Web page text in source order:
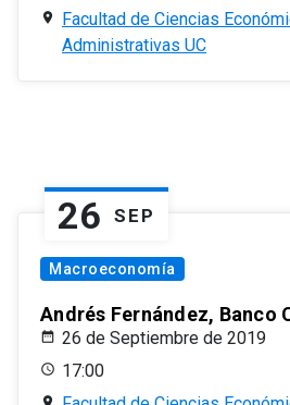
Facultad de Ciencias
Administrativas UC
26 SEP
Macroeconomía
Andrés Fernández, Banco
26 de Septiembre de 2019
17:00